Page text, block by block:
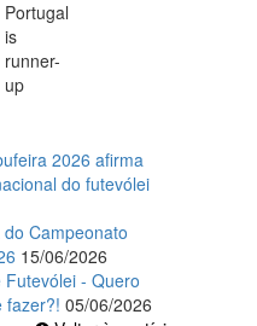
2026 afirma
do futevólei
Campeonato
15/06/2026
- Quero
fazer?! 05/06/2026